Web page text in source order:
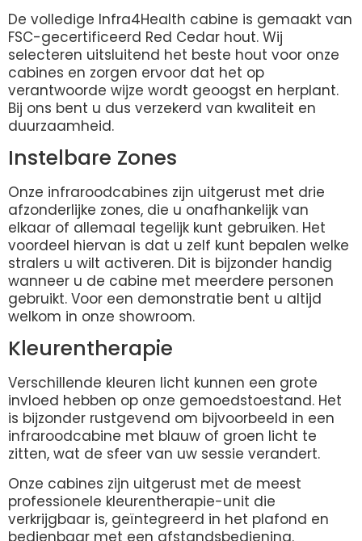
De volledige Infra4Health cabine is gemaakt van
FSC-gecertificeerd Red Cedar hout. Wij
selecteren uitsluitend het beste hout voor onze
cabines en zorgen ervoor dat het op
verantwoorde wijze wordt geoogst en herplant.
Bij ons bent u dus verzekerd van kwaliteit en
duurzaamheid.
Instelbare Zones
Onze infraroodcabines zijn uitgerust met drie
afzonderlijke zones, die u onafhankelijk van
elkaar of allemaal tegelijk kunt gebruiken. Het
voordeel hiervan is dat u zelf kunt bepalen welke
stralers u wilt activeren. Dit is bijzonder handig
wanneer u de cabine met meerdere personen
gebruikt. Voor een demonstratie bent u altijd
welkom in onze showroom.
Kleurentherapie
Verschillende kleuren licht kunnen een grote
invloed hebben op onze gemoedstoestand. Het
is bijzonder rustgevend om bijvoorbeeld in een
infraroodcabine met blauw of groen licht te
zitten, wat de sfeer van uw sessie verandert.
Onze cabines zijn uitgerust met de meest
professionele kleurentherapie-unit die
verkrijgbaar is, geïntegreerd in het plafond en
bedienbaar met een afstandsbediening.